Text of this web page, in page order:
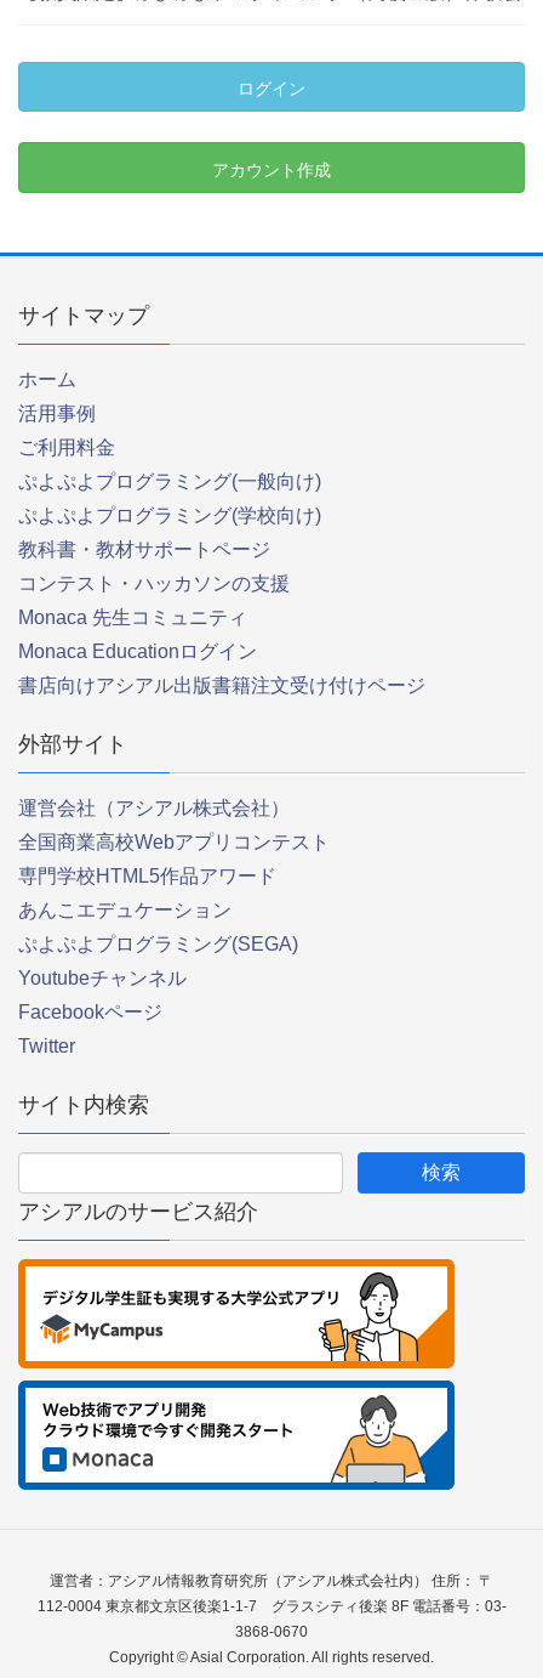
ログイン
アカウント作成
サイトマップ
ホーム
活用事例
ご利用料金
ぷよぷよプログラミング(一般向け)
ぷよぷよプログラミング(学校向け)
教科書・教材サポートページ
コンテスト・ハッカソンの支援
Monaca 先生コミュニティ
Monaca Educationログイン
書店向けアシアル出版書籍注文受け付けページ
外部サイト
運営会社（アシアル株式会社）
全国商業高校Webアプリコンテスト
専門学校HTML5作品アワード
あんこエデュケーション
ぷよぷよプログラミング(SEGA)
Youtubeチャンネル
Facebookページ
Twitter
サイト内検索
アシアルのサービス紹介
運営者：アシアル情報教育研究所（アシアル株式会社内） 住所： 〒
112-0004 東京都文京区後楽1-1-7 グラスシティ後楽 8F 電話番号：03-
3868-0670
Copyright © Asial Corporation. All rights reserved.